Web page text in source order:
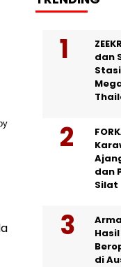
dan
dan
Silat
di